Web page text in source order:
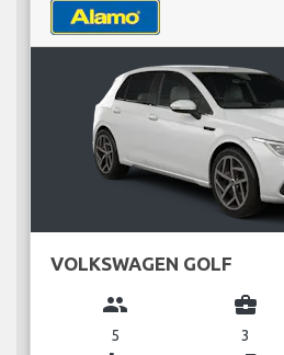
VOLKSWAGEN GOLF
group
5
business_center
3